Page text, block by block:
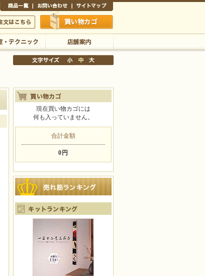
こちら 買い物かご
店舗案内
現在買い物カゴには
何も入っていません。
合計金額
0円